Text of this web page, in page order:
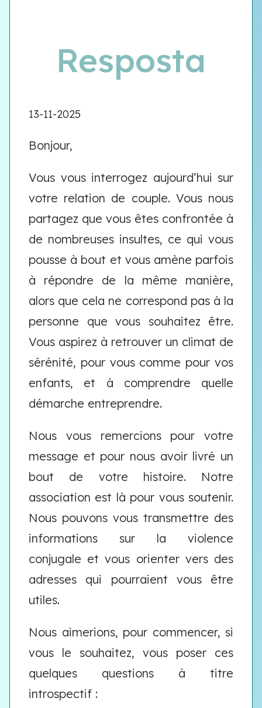
Resposta
13-11-2025
Bonjour,
Vous vous interrogez aujourd’hui sur
votre relation de couple. Vous nous
partagez que vous êtes confrontée à
de nombreuses insultes, ce qui vous
pousse à bout et vous amène parfois
à répondre de la même manière,
alors que cela ne correspond pas à la
personne que vous souhaitez être.
Vous aspirez à retrouver un climat de
sérénité, pour vous comme pour vos
enfants, et à comprendre quelle
démarche entreprendre.
Nous vous remercions pour votre
message et pour nous avoir livré un
bout de votre histoire. Notre
association est là pour vous soutenir.
Nous pouvons vous transmettre des
informations sur la violence
conjugale et vous orienter vers des
adresses qui pourraient vous être
utiles.
Nous aimerions, pour commencer, si
vous le souhaitez, vous poser ces
quelques questions à titre
introspectif :